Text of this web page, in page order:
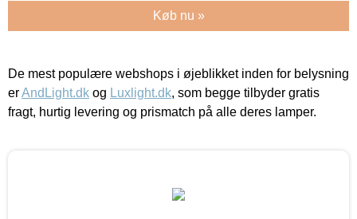
Køb nu »
De mest populære webshops i øjeblikket inden for belysning
erAndLight.dk og Luxlight.dk, som begge tilbyder gratis
fragt, hurtig levering og prismatch på alle deres lamper.